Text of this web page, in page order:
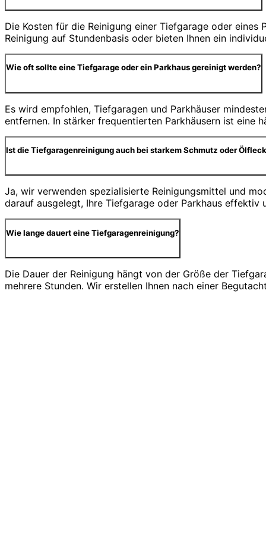
Die Kosten für die Reinigung einer Tiefgarage oder
Reinigung auf Stundenbasis oder bieten Ihnen ein
Wie oft sollte eine Tiefgarage oder ein Parkhaus gereinigt werden?
Es wird empfohlen, Tiefgaragen und Parkhäuser
entfernen. In stärker frequentierten Parkhäusern ist eine
Ist die Tiefgaragenreinigung auch bei starkem Schmutz oder
Ja, wir verwenden spezialisierte Reinigungsmittel und
darauf ausgelegt, Ihre Tiefgarage oder Parkhaus effektiv
Wie lange dauert eine Tiefgaragenreinigung?
Die Dauer der Reinigung hängt von der Größe der
mehrere Stunden. Wir erstellen Ihnen nach einer